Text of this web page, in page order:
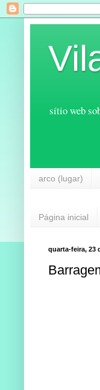
sítio web
arco (lugar)
Página inicial
quarta-feira, 23